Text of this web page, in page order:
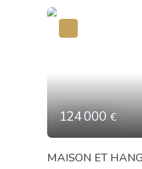
124 000€
MAISON ET